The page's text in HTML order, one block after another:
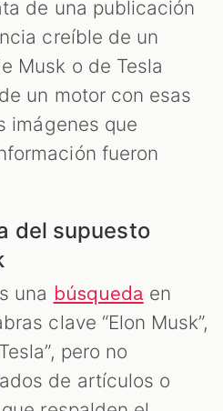
de una publicación
creíble de un
Musk o de Tesla
un motor con esas
imágenes que
fueron
del supuesto
una búsquedaen
clave “Elon Musk”,
pero no
de artículos o